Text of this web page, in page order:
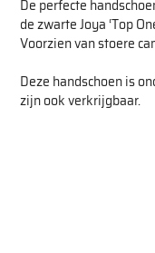
De perfecte
de zwarte Joya ‘Top
Voorzien van stoere
Deze handschoen is
zijn ook verkrijgbaar.